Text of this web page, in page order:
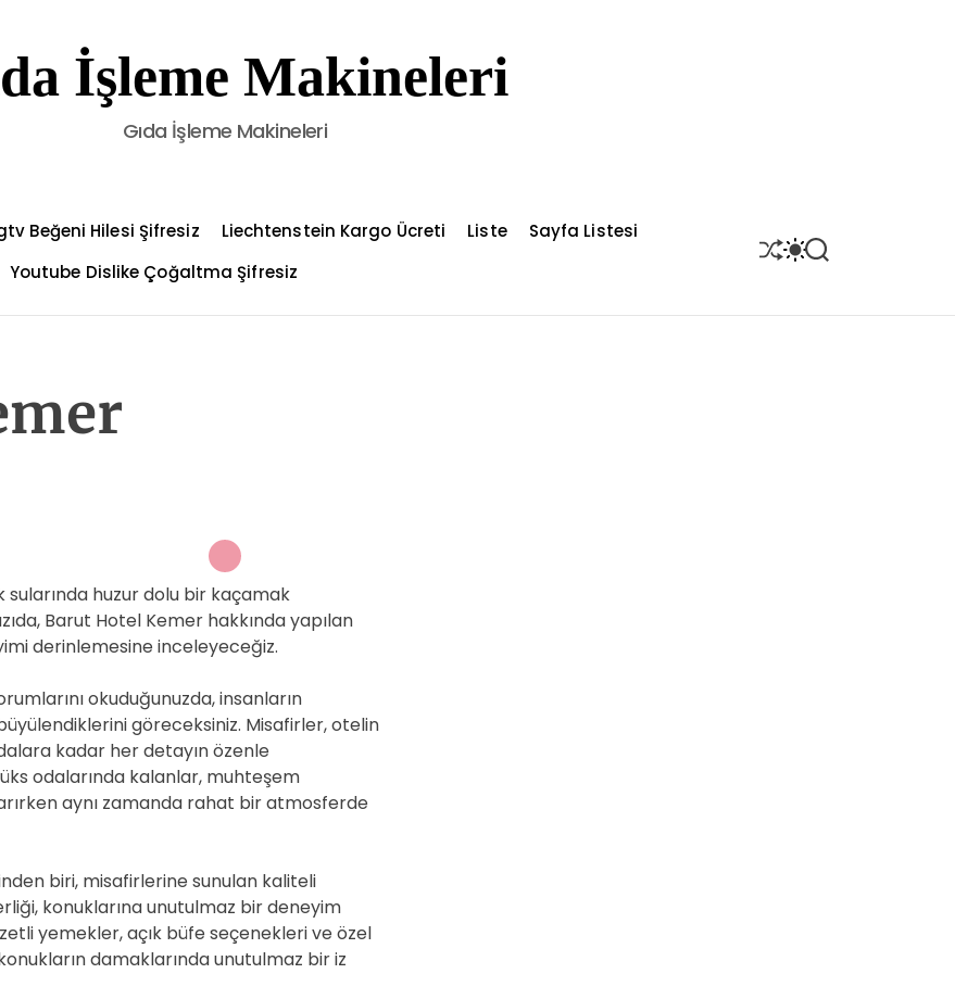
İşleme Makineleri
Gıda İşleme Makineleri
Beğeni Hilesi Şifresiz Liechtenstein Kargo Ücreti Liste
Sayfa Listesi
Youtube Dislike Çoğaltma Şifresiz
S
H
S
W
S
E
huzur dolu bir kaçamak
Barut Hotel Kemer hakkında yapılan
derinlemesine inceleyeceğiz.
okuduğunuzda, insanların
göreceksiniz. Misafirler, otelin
kadar her detayın özenle
odalarında kalanlar, muhteşem
aynı zamanda rahat bir atmosferde
biri, misafirlerine sunulan kaliteli
konuklarına unutulmaz bir deneyim
yemekler, açık büfe seçenekleri ve özel
damaklarında unutulmaz bir iz